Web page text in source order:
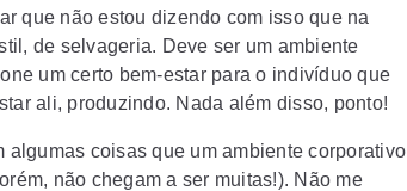
que não estou dizendo com isso que na
de selvageria. Deve ser um ambiente
um certo bem-estar para o indivíduo que
ali, produzindo. Nada além disso, ponto!
coisas que um ambiente corporativo
não chegam a ser muitas!). Não me